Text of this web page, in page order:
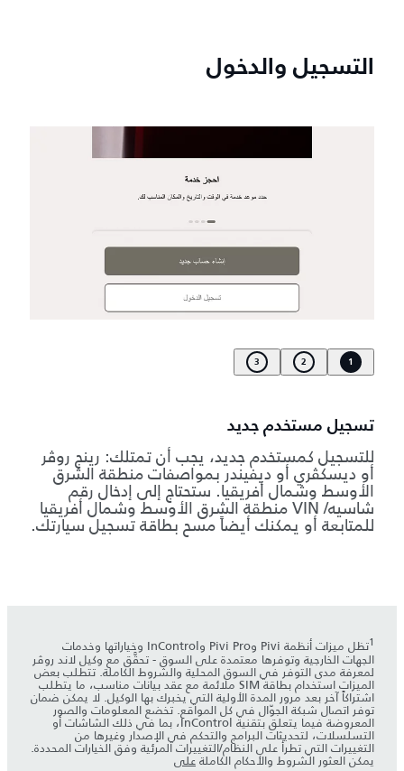
التسجيل والدخول
1
2
3
تسجيل مستخدم جديد
للتسجيل كمستخدم جديد، يجب أن تمتلك: رينج روڤر
أو ديسكڤري أو ديفيندر بمواصفات منطقة الشرق
الأوسط وشمال أفريقيا. ستحتاج إلى إدخال رقم
شاسيه/ VIN منطقة الشرق الأوسط وشمال أفريقيا
للمتابعة أو يمكنك أيضاً مسح بطاقة تسجيل سيارتك.
1 تظل ميزات أنظمة Pivi وPivi Pro وInControl وخياراتها وخدمات
الجهات الخارجية وتوفرها معتمدة على السوق - تحقَّق مع وكيل لاند روڤر
لمعرفة مدى التوفر في السوق المحلية والشروط الكاملة. تتطلب بعض
الميزات استخدام بطاقة SIM ملائمة مع عقد بيانات مناسب، ما يتطلب
اشتراكاً آخر بعد مرور المدة الأولية التي يخبرك بها الوكيل. لا يمكن ضمان
توفر اتصال شبكة الجوّال في كل المواقع. تخضع المعلومات والصور
المعروضة فيما يتعلق بتقنية InControl، بما في ذلك الشاشات أو
التسلسلات، لتحديثات البرامج والتحكم في الإصدار وغيرها من
التغييرات التي تطرأ على النظام/التغييرات المرئية وفق الخيارات المحددة.
يمكن العثور الشروط والأحكام الكاملةعلى